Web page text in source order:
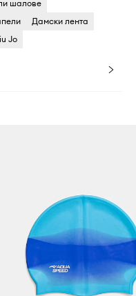
шалове
Дамски лента
Jo